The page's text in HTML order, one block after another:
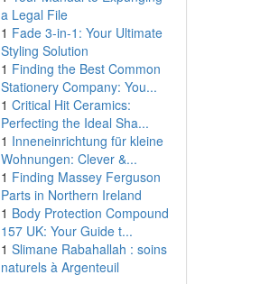
a Legal File
1 Fade 3-in-1: Your Ultimate
Styling Solution
1 Finding the Best Common
Stationery Company: You...
1 Critical Hit Ceramics:
Perfecting the Ideal Sha...
1 Inneneinrichtung für kleine
Wohnungen: Clever &...
1 Finding Massey Ferguson
Parts in Northern Ireland
1 Body Protection Compound
157 UK: Your Guide t...
1 Slimane Rabahallah : soins
naturels à Argenteuil